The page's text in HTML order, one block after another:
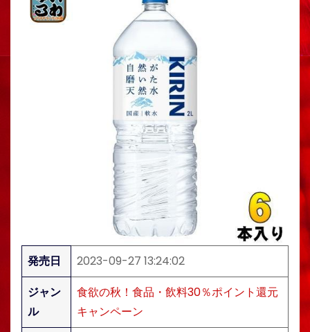
発売日
2023-09-27 13:24:02
ジャン
ル
食欲の秋！食品・飲料30％ポイント還元
キャンペーン